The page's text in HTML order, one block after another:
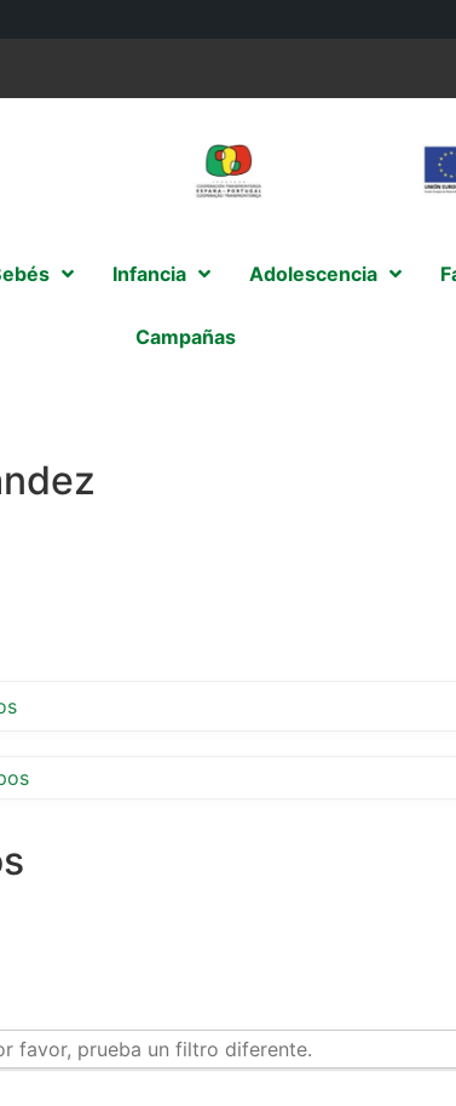
Infancia Adolescencia
Campañas
favor, prueba un filtro diferente.